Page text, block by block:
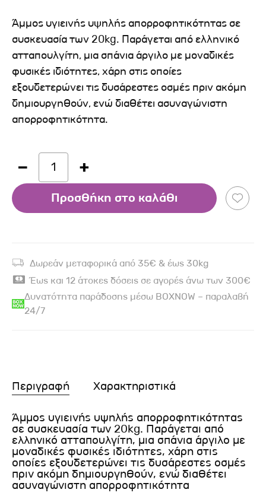
Άμμος υγιεινής υψηλής απορροφητικότητας σε
συσκευασία των 20kg. Παράγεται από ελληνικό
ατταπουλγίτη, μια σπάνια άργιλο με μοναδικές
φυσικές ιδιότητες, χάρη στις οποίες
εξουδετερώνει τις δυσάρεστες οσμές πριν ακόμη
δημιουργηθούν, ενώ διαθέτει ασυναγώνιστη
απορροφητικότητα.
1
Προσθήκη στο καλάθι
Δωρεάν μεταφορικά από 35€ & έως 30kg
Έως και 12 άτοκες δόσεις σε αγορές άνω των 300€
Δυνατότητα παράδοσης μέσω BOXNOW – παραλαβή
24/7
Περιγραφή Χαρακτηριστικά
Άμμος υγιεινής υψηλής απορροφητικότητας
σε συσκευασία των 20kg. Παράγεται από
ελληνικό ατταπουλγίτη, μια σπάνια άργιλο με
μοναδικές φυσικές ιδιότητες, χάρη στις
οποίες εξουδετερώνει τις δυσάρεστες οσμές
πριν ακόμη δημιουργηθούν, ενώ διαθέτει
ασυναγώνιστη απορροφητικότητα